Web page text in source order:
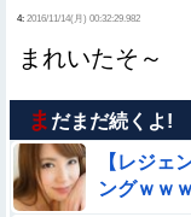
4: 2016/11/14(月) 00:32:29.982
まれいたそ～
ま だまだ続くよ!
【レジェ
ングｗｗ